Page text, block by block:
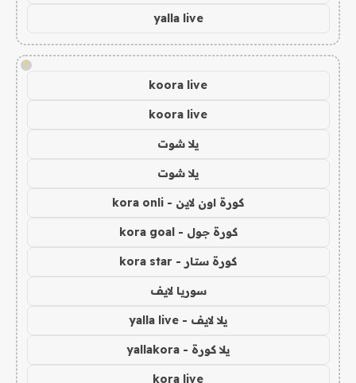
yalla live
!
koora live
koora live
يلا شوت
يلا شوت
كورة اون لاين - kora onli
كورة جول - kora goal
كورة ستار - kora star
سوريا لايف
يلا لايف - yalla live
يلا كورة - yallakora
kora live